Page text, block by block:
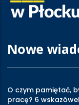
Nowe
O czym pamiętać,
pracę? 6